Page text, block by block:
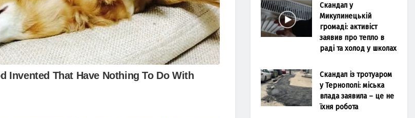
Скандал у
Микулинецькій
громаді: активіст
заявив про тепло в
раді та холод у школах
Скандал із тротуаром
у Тернополі: міська
влада заявила – це не
їхня робота